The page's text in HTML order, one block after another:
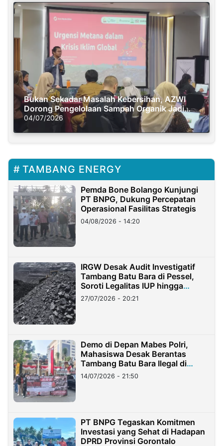
Bukan Sekadar Masalah Kebersihan, AZWI
Dorong Pengelolaan Sampah Organik Jadi
Solusi Krisis Iklim
04/07/2026
TAMBANG ENERGY
Pemda Bone Bolango Kunjungi
PT BNPG, Dukung Percepatan
Operasional Fasilitas Strategis
04/08/2026 - 14:20
IRGW Desak Audit Investigatif
Tambang Batu Bara di Pessel,
Soroti Legalitas IUP hingga
Stockpile
27/07/2026 - 20:21
Demo di Depan Mabes Polri,
Mahasiswa Desak Berantas
Tambang Batu Bara Ilegal di
Lampung
14/07/2026 - 21:50
PT BNPG Tegaskan Komitmen
Investasi yang Sehat di Hadapan
DPRD Provinsi Gorontalo